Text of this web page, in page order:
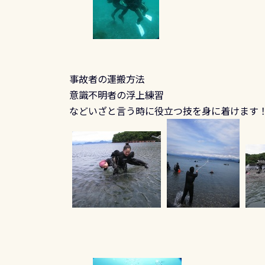
事故者の運搬方法
意識不明者の浮上練習
などいざと言う時に役立つ技を身に着けます